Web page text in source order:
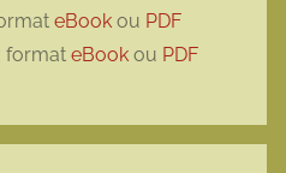
eBook ou PDF
: format eBook ou PDF